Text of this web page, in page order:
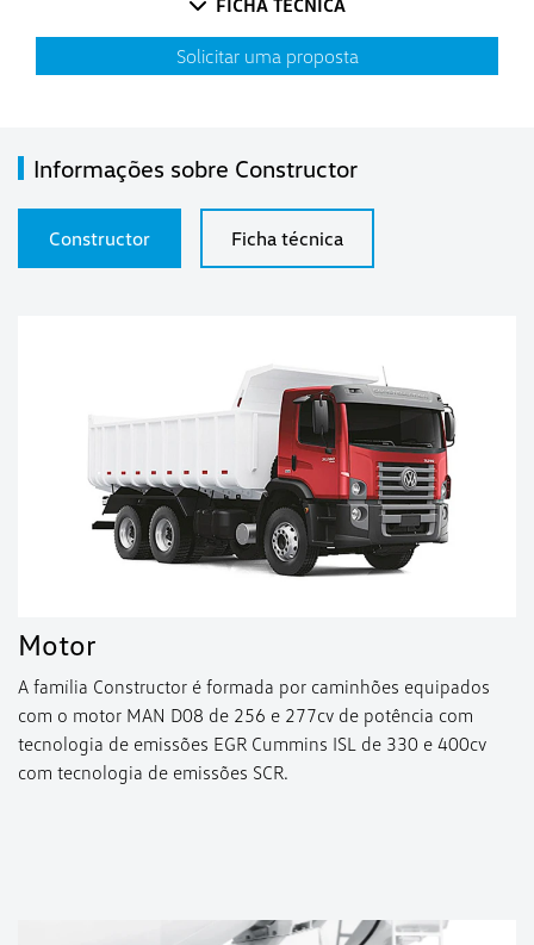
Solicitar uma proposta
Informações sobre Constructor
Constructor Ficha técnica
Motor
A família Constructor é formada por caminhões equipados
com o motor MAN D08 de 256 e 277cv de potência com
tecnologia de emissões EGR Cummins ISL de 330 e 400cv
com tecnologia de emissões SCR.